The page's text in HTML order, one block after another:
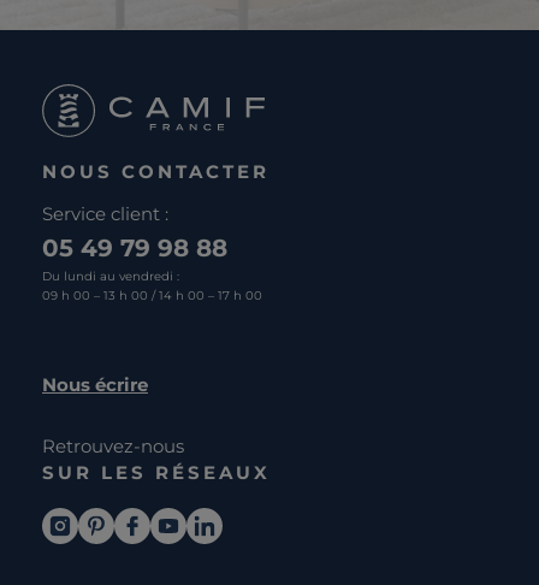
NOUS CONTACTER
Service client :
05 49 79 98 88
Du lundi au vendredi :
09 h 00 – 13 h 00 / 14 h 00 – 17 h 00
Nous écrire
Retrouvez-nous
SUR LES RÉSEAUX